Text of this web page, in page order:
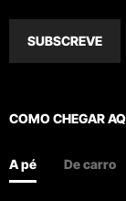
SUBSCREVE
COMO CHEGAR
A pé De carro